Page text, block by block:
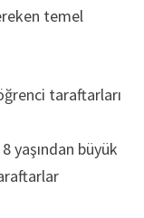
temel
taraftarları
yaşından büyük